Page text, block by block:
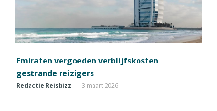
Emiraten vergoeden verblijfskosten
gestrande reizigers
Redactie Reisbizz 3 maart 2026